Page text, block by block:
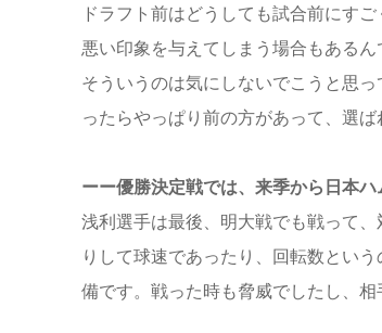
ドラフト前はどうしても試合前にす
悪い印象を与えてしまう場合もある
そういうのは気にしないでこうと思
ったらやっぱり前の方があって、選ば
ーー優勝決定戦では、来季から日本
浅利選手は最後、明大戦でも戦って
りして球速であったり、回転数とい
備です。戦った時も脅威でしたし、